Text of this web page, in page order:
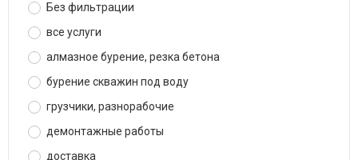
Без фильтрации
все услуги
алмазное бурение, резка бетона
бурение скважин под воду
грузчики, разнорабочие
демонтажные работы
доставка